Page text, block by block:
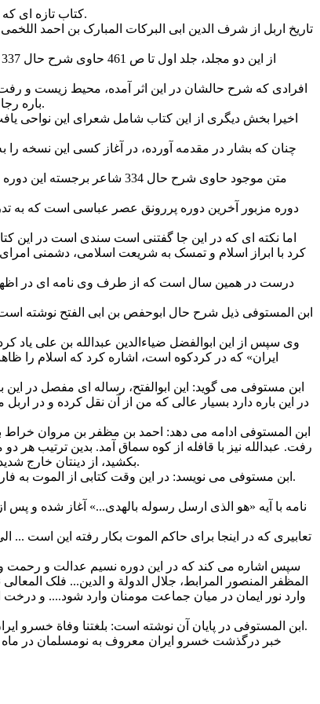
کتاب تازه ای که در باره تاریخ اربل بدست آمده و درباره شعرای وارد شده به این شهر است، حاوی اطلاعاتی در باره فرهنگ اسلامی مقطع پایان دوره عباسی است.
افرادی که شرح حالشان در این اثر آمده، محیط زیست و رفت
باره رجال نیم قرن پایانی دولت عباسی در یک منطقه نسبتا وسیع که از یک سوی تا حلب و شام، از سوی دیگر تا بغداد و از سمت ایران تا مرکز آن می شود.
اخیرا بخش دیگری از این کتاب شامل شعرای این نواحی
چنان که بشار در مقدمه آورده، در آغاز کسی این نسخه
متن موجود حاوی شرح حال
دوره مزبور آخرین دوره پررونق عصر عباسی است که به
اما نکته ای که در این جا گفتنی است سندی است در این
درست در همین سال است که از طرف وی نامه ای در
وی سپس از این ابوالفضل ضیاءالدین عبدالله بن علی یاد
ایران» که در کردکوه است، اشاره کرد که اسلام را
ابن مستوفی می گوید: این ابوالفتح، رساله ای مفصل در
در این باره دارد بسیار عالی که من از آن نقل کرده و در اربل
ابن المستوفی ادامه می دهد: احمد بن مظفر بن مروان خراط
رفت. عبدالله نیز با قافله از کوه سماق آمد. بدین ترتیب هر
بکشید، از دینتان خارج شدید. او گفت:‌چرا ما نباید چنین می کردیم؟ آیا دیگر مسلمانان هر گاه که قدرت یافتند تا دیگران را بکشند این کار را نکردند؟ تا اینجا نقل احمد خراط بود.
ابن مستوفی می نویسد: در این وقت کتابی از الموت به فارسی به اربل آمد که قاضی اسحاق بن هبة الله حلاطی آن را به عربی ترجمه کرد و روز جمعه 16 جمادی الاخره سال 609 روی منبر اربل آن را خواند.
نامه با آیه «هو الذی ارسل رسوله بالهدی...» آغاز شده و
تعابیری که در اینجا برای حاکم الموت بکار رفته این است ...
سپس اشاره می کند که در این دوره نسیم عدالت و رحمت
المظفر المنصور المرابط، جلال الدولة و الدین... فلک
وارد نور ایمان در میان جماعت مومنان وارد شود.... و درخت
ابن المستوفی در پایان آن نوشته است: بلغتنا وفاة‌ خسرو ایران المعروف ببو مسلمان [کذا. در اصل: بنو مسلمان] فی شهر ربیع الاول من سنة تسع عشرة و ست مأئه [619] و ولی ولده .... مکانه، فبلغنا انه قتل.
خبر درگذشت خسرو ایران معروف به نومسلمان در ماه ربیع الاول سال 619 به ما رسید و پسرش جای او نشست... و به ما چنین خبر رسید که او کشته شده